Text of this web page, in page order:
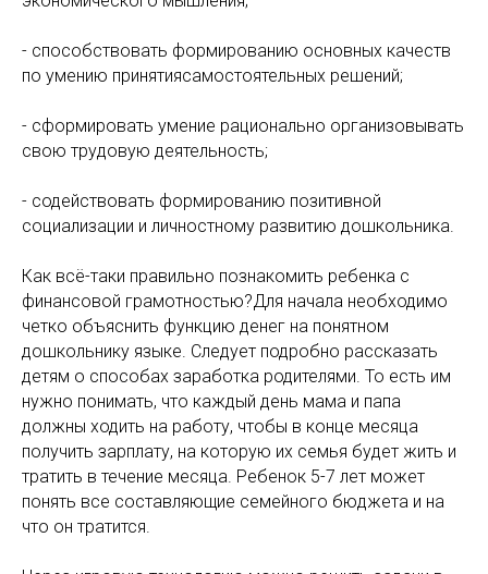
- способствовать формированию основных качеств
по умению принятиясамостоятельных решений;
- сформировать умение рационально организовывать
свою трудовую деятельность;
- содействовать формированию позитивной
социализации и личностному развитию дошкольника.
Как всё-таки правильно познакомить ребенка с
финансовой грамотностью?Для начала необходимо
четко объяснить функцию денег на понятном
дошкольнику языке. Следует подробно рассказать
детям о способах заработка родителями. То есть им
нужно понимать, что каждый день мама и папа
должны ходить на работу, чтобы в конце месяца
получить зарплату, на которую их семья будет жить и
тратить в течение месяца. Ребенок 5-7 лет может
понять все составляющие семейного бюджета и на
что он тратится.